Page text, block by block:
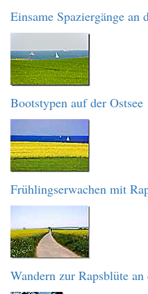
Einsame Spaziergänge an
Bootstypen auf der Ostsee
Frühlingserwachen mit
Wandern zur Rapsblüte